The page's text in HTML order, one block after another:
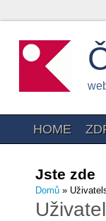
HOME
Jste zde
Domů »